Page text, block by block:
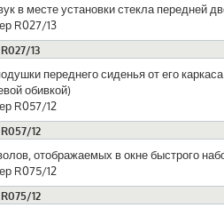
в месте установки стекла передней
R027/13
R027/13
переднего сиденья от его каркаса
обивкой)
R057/12
R057/12
отображаемых в окне быстрого
R075/12
R075/12